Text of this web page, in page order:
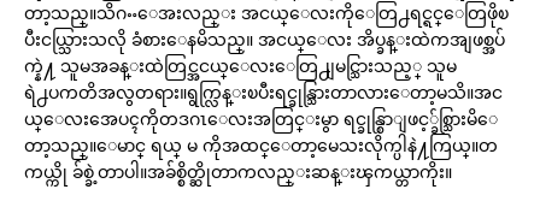
တာ့သည္။သိဂႌေအးလည္း အငယ္ေလးကိုေတြ႕ရင္ရင္ေတြဖိုၿ
ပီးငယ္သြားသလို ခံစားေနမိသည္။ အငယ္ေလး အိပ္ခန္းထဲကအျဖစ္အပ်
က္နဲ႔ သူမအခန္းထဲတြင္အငယ္ေလးေတြ႕ျမင္သြားသည့္ သူမ
ရဲ႕ပကတိအလွတရား။ရွက္လြန္းၿပီးရင္ခုန္သြားတာလားေတာ့မသိ။အင
ယ္ေလးအေပၚကိုတဒဂၤေလးအတြင္းမွာ ရင္ခုန္စြာျဖင့္ခ်စ္သြားမိေ
တာ့သည္။ေမာင္ ရယ္ မ ကိုအထင္ေတာ့မေသးလိုက္ပါနဲ႔ကြယ္။တ
ကယ္ကို ခ်စ္ခဲ့တာပါ။အခ်စ္စိတ္ဆိုတာကလည္းဆန္းၾကယ္တာကိုး။